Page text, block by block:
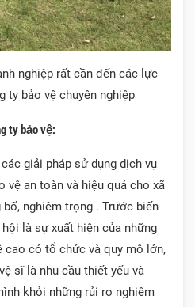
nghiệp rất cần đến các lực
ty bảo vệ chuyên nghiệp
ty bảo vệ:
giải pháp sử dụng dịch vụ
vệ an toàn và hiệu quả cho xã
nghiêm trọng . Trước biến
là sự xuất hiện của những
cao có tổ chức và quy mô lớn,
sĩ là nhu cầu thiết yếu và
khỏi những rủi ro nghiêm